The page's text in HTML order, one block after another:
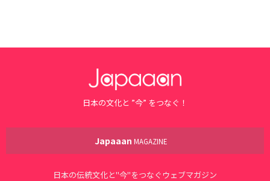
日本の文化と ”今” をつなぐ！
Japaaan MAGAZINE
日本の伝統文化と"今"をつなぐウェブマガジン